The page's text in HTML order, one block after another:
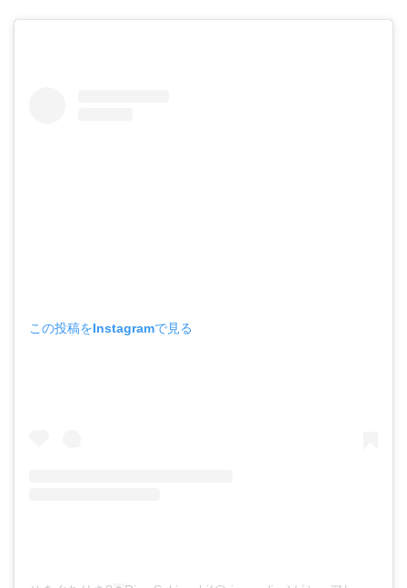
この投稿をInstagramで見る